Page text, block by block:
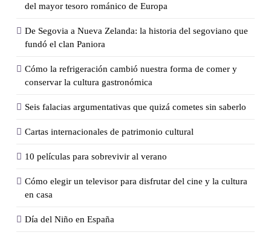
del mayor tesoro románico de Europa
De Segovia a Nueva Zelanda: la historia del segoviano que
fundó el clan Paniora
Cómo la refrigeración cambió nuestra forma de comer y
conservar la cultura gastronómica
Seis falacias argumentativas que quizá cometes sin saberlo
Cartas internacionales de patrimonio cultural
10 películas para sobrevivir al verano
Cómo elegir un televisor para disfrutar del cine y la cultura
en casa
Día del Niño en España